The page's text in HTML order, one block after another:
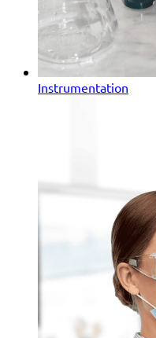
Instrumentation